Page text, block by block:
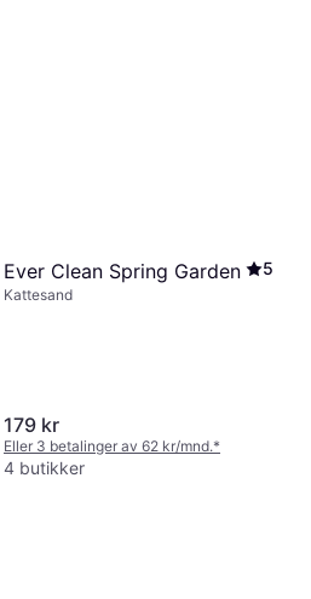
Ever Clean Spring Garden 5
Kattesand
179 kr
Eller 3 betalinger av 62 kr/mnd.*
4 butikker